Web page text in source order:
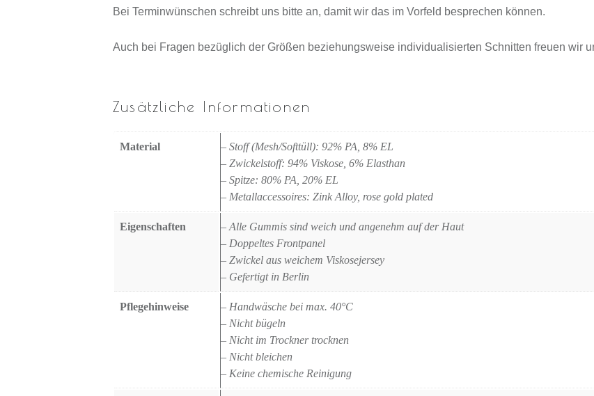
Bei Terminwünschen schreibt uns bitte an, damit wir das im Vorfeld besprechen können.
Auch bei Fragen bezüglich der Größen beziehungsweise individualisierten Schnitten freuen wir
Zusätzliche Informationen
Material
– Stoff (Mesh/Softtüll): 92% PA, 8% EL
– Zwickelstoff: 94% Viskose, 6% Elasthan
– Spitze: 80% PA, 20% EL
– Metallaccessoires: Zink Alloy, rose gold plated
Eigenschaften
– Alle Gummis sind weich und angenehm auf der Haut
– Doppeltes Frontpanel
– Zwickel aus weichem Viskosejersey
– Gefertigt in Berlin
Pflegehinweise
– Handwäsche bei max. 40°C
– Nicht bügeln
– Nicht im Trockner trocknen
– Nicht bleichen
– Keine chemische Reinigung